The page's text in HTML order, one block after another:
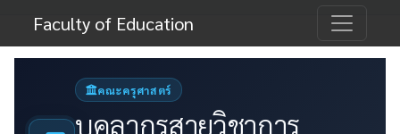
Faculty of Education
คณะครุศาสตร์
บุคลากรสายวิชาการ